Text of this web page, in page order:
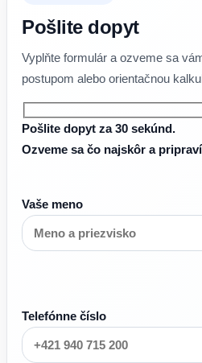
Pošlite dopyt
Vyplňte formulár a ozveme sa
postupom alebo orientačnou
Pošlite dopyt za 30 sekúnd.
Ozveme sa čo najskôr a
Vaše meno
Telefónne číslo